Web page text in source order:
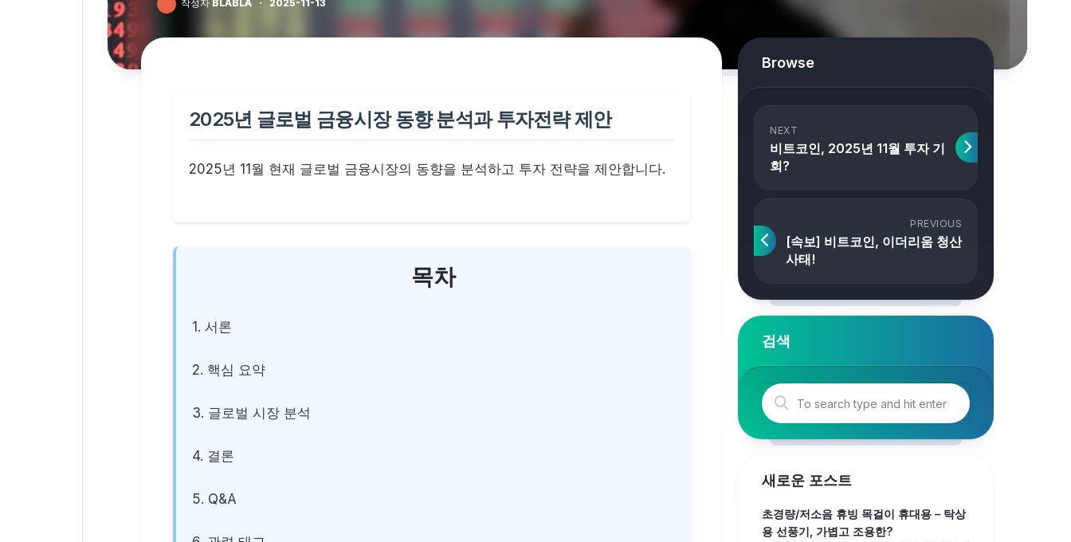
작성자 BLABLA · 2025-11-13
2025년 글로벌 금융시장 동향 분석과 투자전략 제안
2025년 11월 현재 글로벌 금융시장의 동향을 분석하고 투자 전략을 제안합니다.
목차
1. 서론
2. 핵심 요약
3. 글로벌 시장 분석
4. 결론
5. Q&A
Browse
NEXT
비트코인, 2025년 11월 투자 기
회?
PREVIOUS
[속보] 비트코인, 이더리움 청산
사태!
검색
새로운 포스트
초경량/저소음 휴빙 목걸이 휴대용 – 탁상
용 선풍기, 가볍고 조용한?